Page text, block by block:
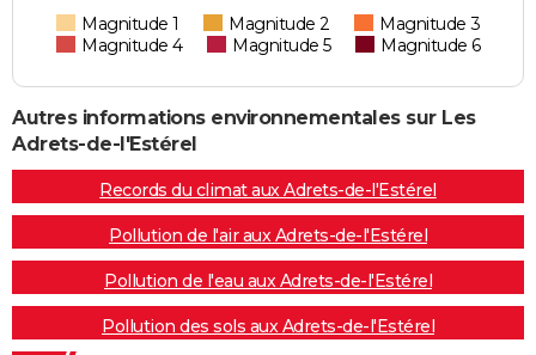
Magnitude 1 Magnitude 2
Magnitude 3
Magnitude 4
Magnitude 5 Magnitude 6
Autres informations environnementales sur Les
Adrets-de-l'Estérel
Records du climat aux Adrets-de-l'Estérel
Pollution de l'air aux Adrets-de-l'Estérel
Pollution de l'eau aux Adrets-de-l'Estérel
Pollution des sols aux Adrets-de-l'Estérel